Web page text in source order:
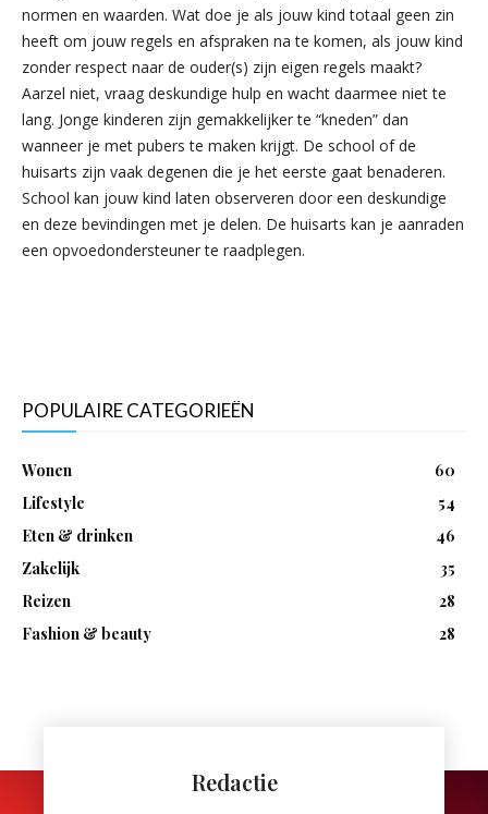
normen en waarden. Wat doe je als jouw kind totaal geen zin
heeft om jouw regels en afspraken na te komen, als jouw kind
zonder respect naar de ouder(s) zijn eigen regels maakt?
Aarzel niet, vraag deskundige hulp en wacht daarmee niet te
lang. Jonge kinderen zijn gemakkelijker te “kneden” dan
wanneer je met pubers te maken krijgt. De school of de
huisarts zijn vaak degenen die je het eerste gaat benaderen.
School kan jouw kind laten observeren door een deskundige
en deze bevindingen met je delen. De huisarts kan je aanraden
een opvoedondersteuner te raadplegen.
POPULAIRE CATEGORIEËN
Wonen
60
Lifestyle
54
Eten & drinken
46
Zakelijk
35
Reizen
28
Fashion & beauty
28
Redactie